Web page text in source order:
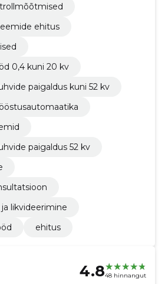
ehitus
0,4 kuni 20 kv
paigaldus kuni 52 kv
paigaldus 52 kv
likvideerimine
ehitus
4.848 hinnangut